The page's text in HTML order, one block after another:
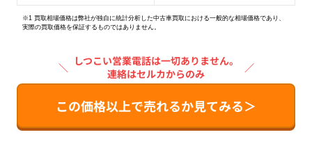
※1 買取相場価格は弊社が独自に統計分析した中古車買取における一般的な相場価格であり、
実際の買取価格を保証するものではありません。
＼ しつこい営業電話は一切ありません。
連絡はセルカからのみ
／
この価格以上で売れるか見てみる＞